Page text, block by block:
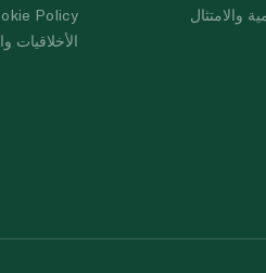
Policy
الأخلاقيات
والامتثال